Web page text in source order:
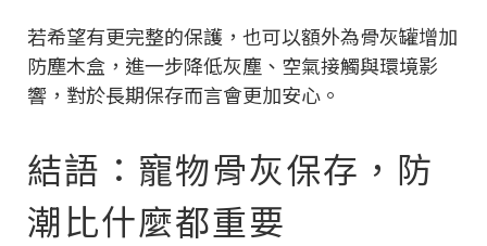
若希望有更完整的保護，也可以額外為骨灰罐增加
防塵木盒，進一步降低灰塵、空氣接觸與環境影
響，對於長期保存而言會更加安心。
結語：寵物骨灰保存，防
潮比什麼都重要